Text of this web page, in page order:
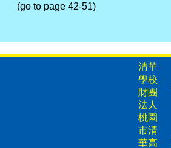
(go to page 42-51)
清華
學校
財團
法人
桃園
市清
華高